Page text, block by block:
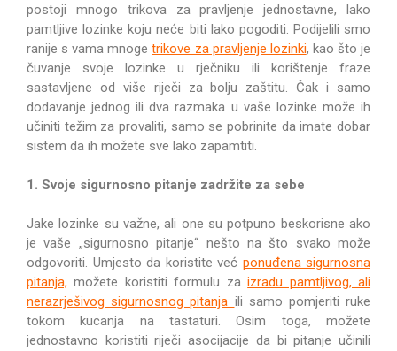
postoji mnogo trikova za pravljenje jednostavne, lako
pamtljive lozinke koju neće biti lako pogoditi. Podijelili smo
ranije s vama mnogetrikove za pravljenje lozinki, kao što je
čuvanje svoje lozinke u rječniku ili korištenje fraze
sastavljene od više riječi za bolju zaštitu. Čak i samo
dodavanje jednog ili dva razmaka u vaše lozinke može ih
učiniti težim za provaliti, samo se pobrinite da imate dobar
sistem da ih možete sve lako zapamtiti.
1. Svoje sigurnosno pitanje zadržite za sebe
Jake lozinke su važne, ali one su potpuno beskorisne ako
je vaše „sigurnosno pitanje“ nešto na što svako može
odgovoriti. Umjesto da koristite već ponuđena sigurnosna
pitanja, možete koristiti formulu zaizradu pamtljivog, ali
nerazrješivog sigurnosnog pitanja ili samo pomjeriti ruke
tokom kucanja na tastaturi. Osim toga, možete
jednostavno koristiti riječi asocijacije da bi pitanje učinili